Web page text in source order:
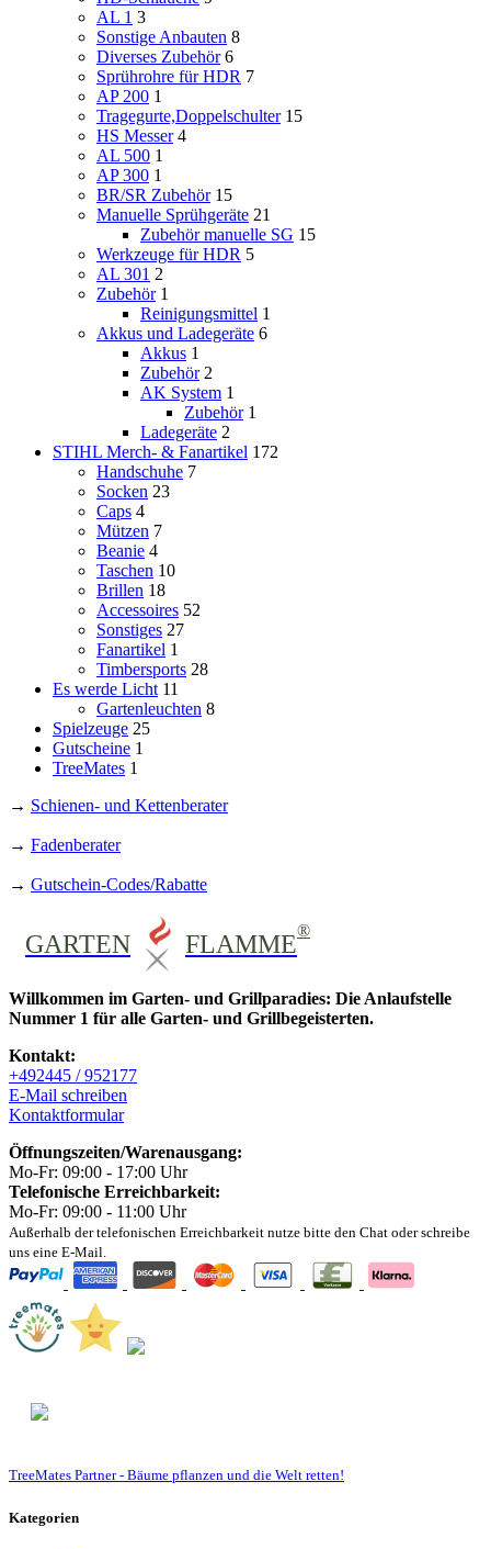
AL 1 3
Sonstige Anbauten 8
Diverses Zubehör 6
Sprührohre für HDR 7
AP 200 1
Tragegurte,Doppelschulter 15
HS Messer 4
AL 500 1
AP 300 1
BR/SR Zubehör 15
Manuelle Sprühgeräte 21
Zubehör manuelle SG 15
Werkzeuge für HDR 5
AL 301 2
Zubehör 1
Reinigungsmittel 1
Akkus und Ladegeräte 6
Akkus 1
Zubehör 2
AK System 1
Zubehör 1
Ladegeräte 2
STIHL Merch- & Fanartikel 172
Handschuhe 7
Socken 23
Caps 4
Mützen 7
Beanie 4
Taschen 10
Brillen 18
Accessoires 52
Sonstiges 27
Fanartikel 1
Timbersports 28
Es werde Licht 11
Gartenleuchten 8
Spielzeuge 25
Gutscheine 1
TreeMates 1
→ Schienen- und Kettenberater
→ Fadenberater
→ Gutschein-Codes/Rabatte
GARTEN FLAMME®
Willkommen im Garten- und Grillparadies: Die Anlaufstelle
Nummer 1 für alle Garten- und Grillbegeisterten.
Kontakt:
+492445 / 952177
E-Mail schreiben
Kontaktformular
Öffnungszeiten/Warenausgang:
Mo-Fr: 09:00 - 17:00 Uhr
Telefonische Erreichbarkeit:
Mo-Fr: 09:00 - 11:00 Uhr
Außerhalb der telefonischen Erreichbarkeit nutze bitte den Chat oder schreibe
uns eine E-Mail.
TreeMates Partner - Bäume pflanzen und die Welt retten!
Kategorien